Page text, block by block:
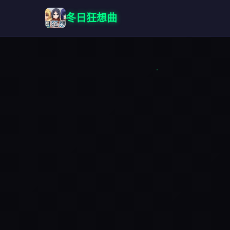
冬日狂想曲